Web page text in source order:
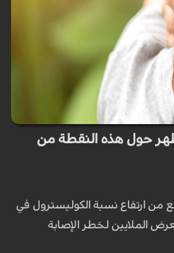
حول هذه النقطة من
ارتفاع نسبة الكوليسترول في
الملايين لخطر الإصابة